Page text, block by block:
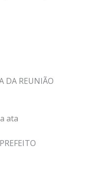
DA REUNIÃO
ata